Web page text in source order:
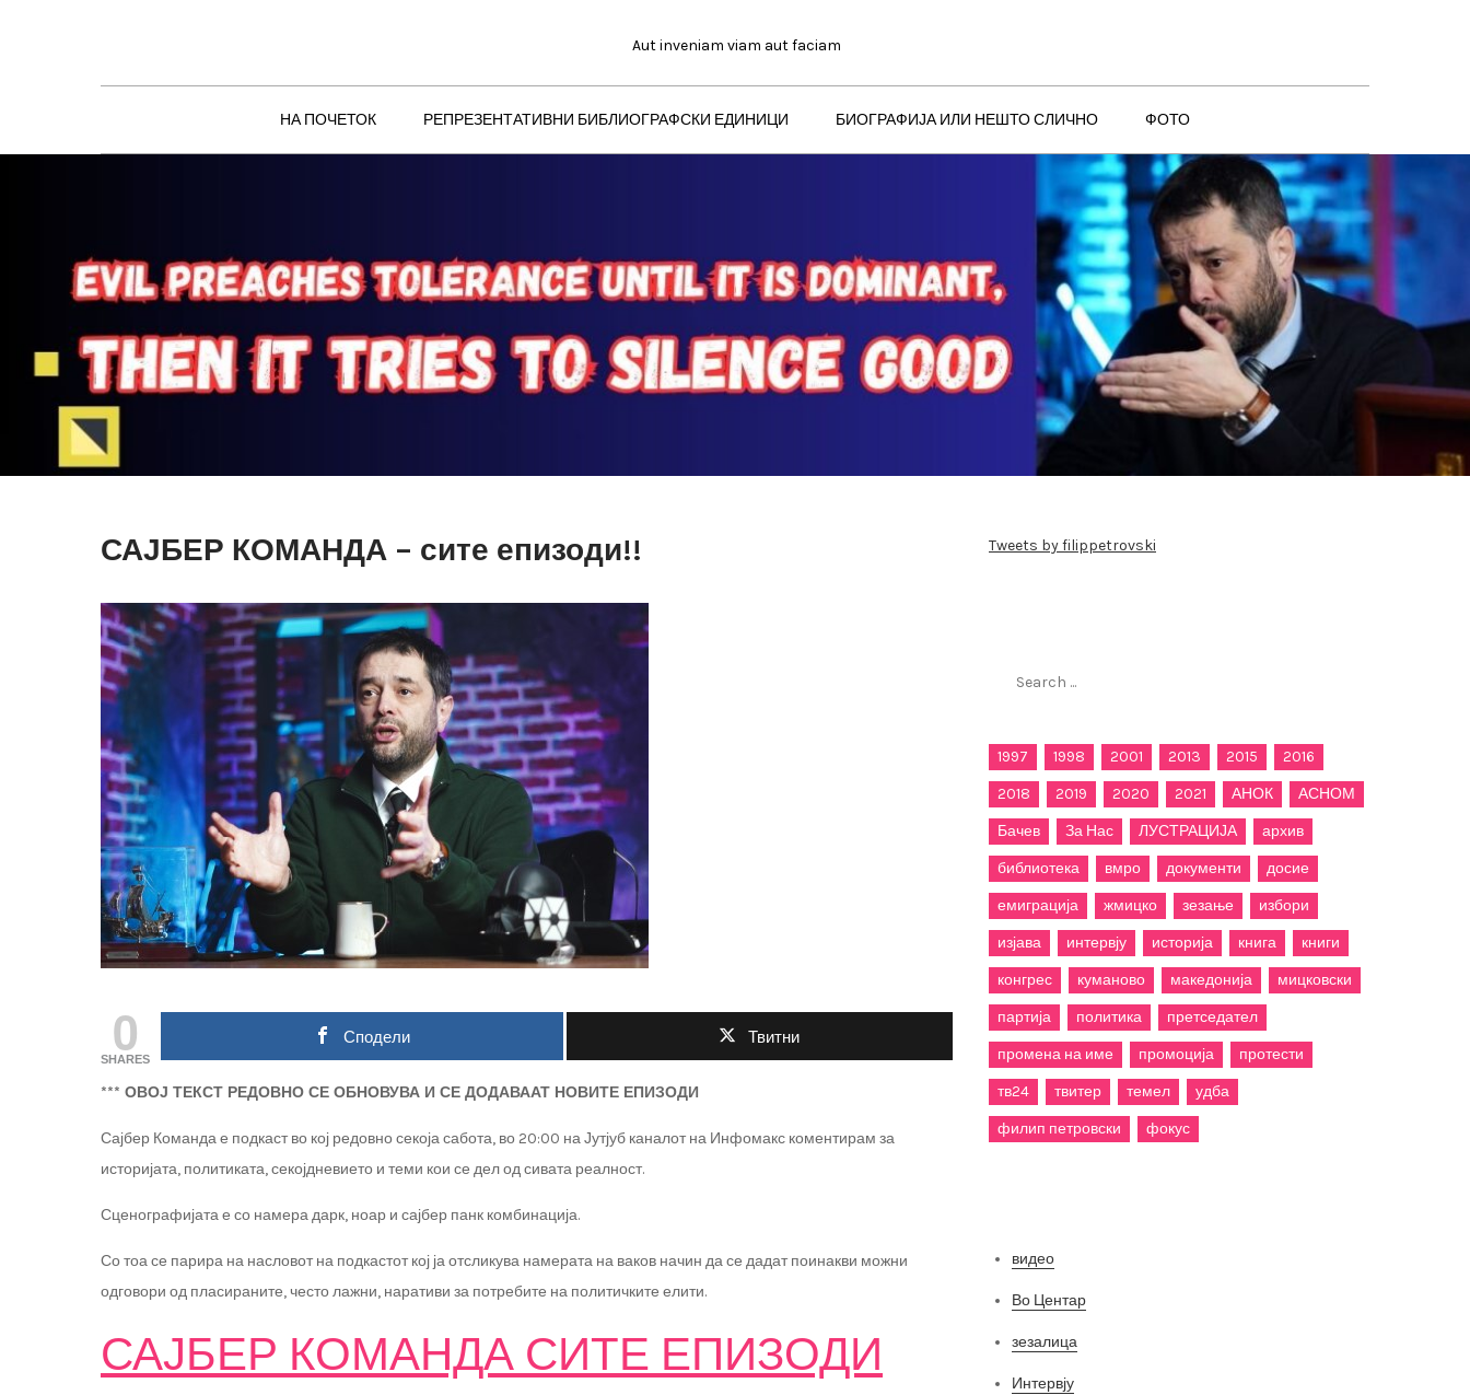
Aut inveniam viam aut faciam
НА ПОЧЕТОК РЕПРЕЗЕНТАТИВНИ БИБЛИОГРАФСКИ ЕДИНИЦИ БИОГРАФИЈА ИЛИ НЕШТО СЛИЧНО ФОТО
САЈБЕР КОМАНДА – сите епизоди!!
0
SHARES
Сподели Твитни
*** ОВОЈ ТЕКСТ РЕДОВНО СЕ ОБНОВУВА И СЕ ДОДАВААТ НОВИТЕ ЕПИЗОДИ
Сајбер Команда е подкаст во кој редовно секоја сабота, во 20:00 на Јутјуб каналот на Инфомакс коментирам за
историјата, политиката, секојдневието и теми кои се дел од сивата реалност.
Сценографијата е со намера дарк, ноар и сајбер панк комбинација.
Со тоа се парира на насловот на подкастот кој ја отсликува намерата на ваков начин да се дадат поинакви можни
одговори од пласираните, често лажни, наративи за потребите на политичките елити.
САЈБЕР КОМАНДА СИТЕ ЕПИЗОДИ
Tweets by filippetrovski
1997 1998 2001 2013 2015
2016
2018
2019 2020 2021 АНОК
АСНОМ
Бачев
За Нас ЛУСТРАЦИЈА
архив
библиотека
вмро документи
досие
емиграција
жмицко зезање
избори
изјава
интервју историја книга
книги
конгрес
куманово македонија
мицковски
партија
политика
претседател
промена на име
промоција
протести
тв24
твитер темел
удба
филип петровски
фокус
видео
Во Центар
зезалица
Интервју